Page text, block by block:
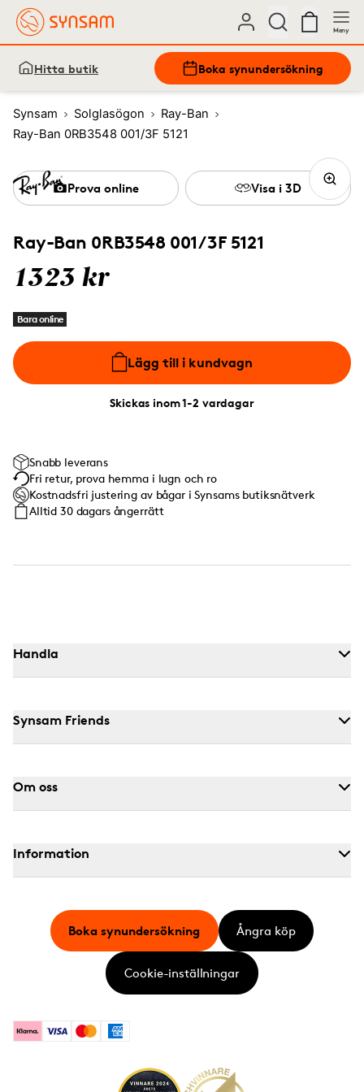
Meny
Hitta butik Boka synundersökning
Synsam Solglasögon
Ray-Ban
Ray-Ban 0RB3548 001/3F 5121
Ray-Ban 0RB3548 001/3F 5121
1323 kr
Bara online
Lägg till i kundvagn
Skickas inom 1-2 vardagar
Prova online Visa i 3D
Snabb leverans
Fri retur, prova hemma i lugn och ro
Kostnadsfri justering av bågar i Synsams butiksnätverk
Alltid 30 dagars ångerrätt
Handla
Synsam Friends
Om oss
Information
KlarnaVisa MastercardAmerican Express
Boka synundersökning Ångra köp
Cookie-inställningar